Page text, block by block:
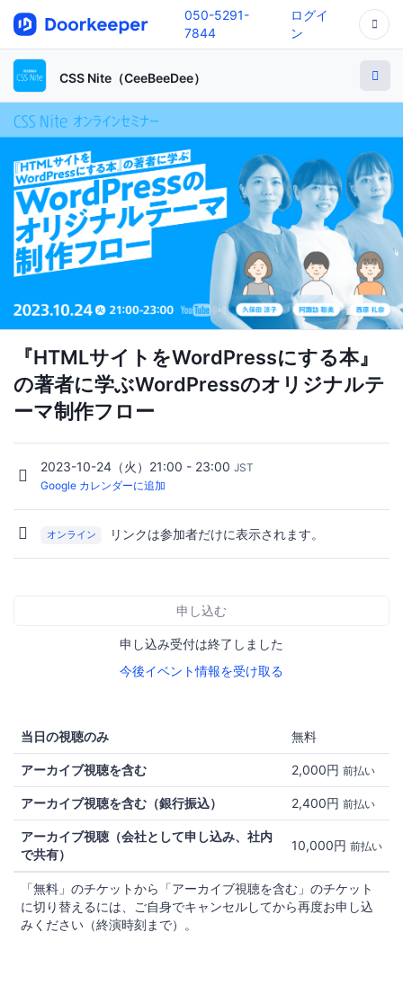
050-5291-
7844
ログイ
ン
CSS Nite（CeeBeeDee）
『HTMLサイトをWordPressにする本』
の著者に学ぶWordPressのオリジナルテ
ーマ制作フロー
2023-10-24（火）21:00 - 23:00 JST
Google カレンダーに追加
オンライン リンクは参加者だけに表示されます。
申し込む
申し込み受付は終了しました
今後イベント情報を受け取る
当日の視聴のみ 無料
アーカイブ視聴を含む 2,000円 前払い
アーカイブ視聴を含む（銀行振込） 2,400円 前払い
アーカイブ視聴（会社として申し込み、社内
で共有）
10,000円 前払い
「無料」のチケットから「アーカイブ視聴を含む」のチケット
に切り替えるには、ご自身でキャンセルしてから再度お申し込
みください（終演時刻まで）。